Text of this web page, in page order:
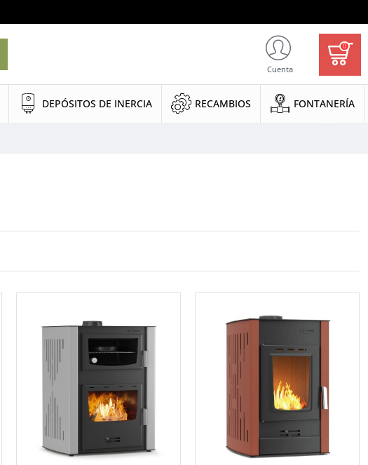
Cuenta
0
DEPÓSITOS DE INERCIA RECAMBIOS FONTANERÍA